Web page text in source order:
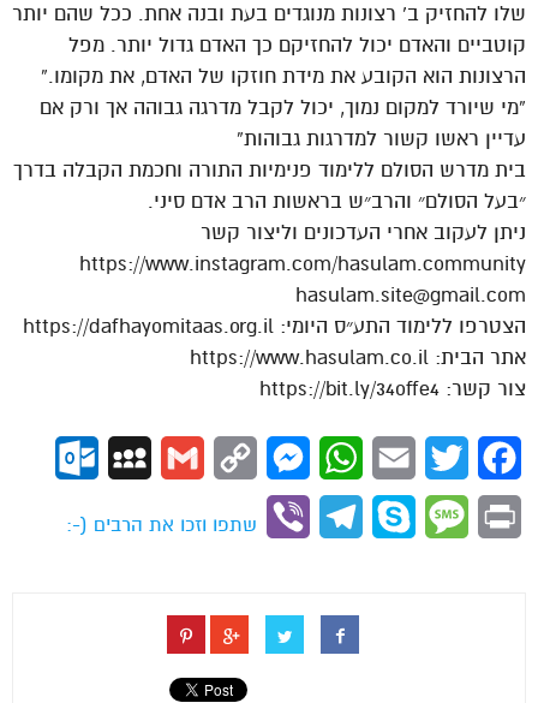
שלו להחזיק ב’ רצונות מנוגדים בעת ובנה אחת. ככל שהם יותר
קוטביים והאדם יכול להחזיקם כך האדם גדול יותר. מפל
הרצונות הוא הקובע את מידת חוזקו של האדם, את מקומו.”
“מי שיורד למקום נמוך, יכול לקבל מדרגה גבוהה אך ורק אם
עדיין ראשו קשור למדרגות גבוהות”
בית מדרש הסולם ללימוד פנימיות התורה וחכמת הקבלה בדרך
״בעל הסולם״ והרב״ש בראשות הרב אדם סיני.
ניתן לעקוב אחרי העדכונים וליצור קשר
https://www.instagram.com/hasulam.community
hasulam.site@gmail.com
הצטרפו ללימוד התע״ס היומי: https://dafhayomitaas.org.il
אתר הבית: https://www.hasulam.co.il
צור קשר: https://bit.ly/34offe4
Facebook
Twitter
Email
WhatsApp
Messenger
Copy
Gmail
MySpace
Print
Message
Skype
Telegram
Viber
שתפו וזכו את הרבים (-: